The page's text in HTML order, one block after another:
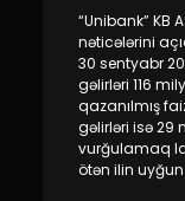
“Unibank” KB
nəticələrini
30 sentyabr
gəlirləri 116
qazanılmış
gəlirləri isə 29
vurğulamaq
ötən ilin